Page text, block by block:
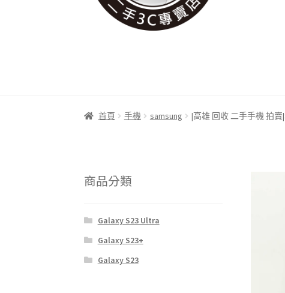
首頁 手機 samsung |高雄 回收 二手手機 拍賣
商品分類
Galaxy S23 Ultra
Galaxy S23+
Galaxy S23